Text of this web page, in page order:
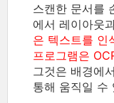
스캔한 문서를
에서 레이아웃
은 텍스트를 인
프로그램은
그것은 배경에
통해 움직일 수